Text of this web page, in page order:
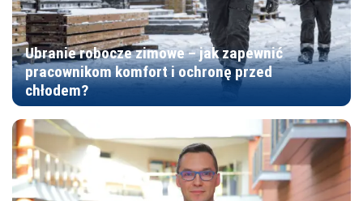
Ubranie robocze zimowe – jak zapewnić
pracownikom komfort i ochronę przed
chłodem?